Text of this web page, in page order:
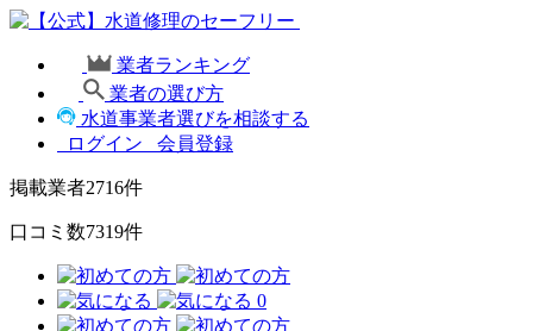
業者ランキング
業者の選び方
水道事業者選びを相談する
ログイン
会員登録
掲載業者2716件
口コミ数7319件
0